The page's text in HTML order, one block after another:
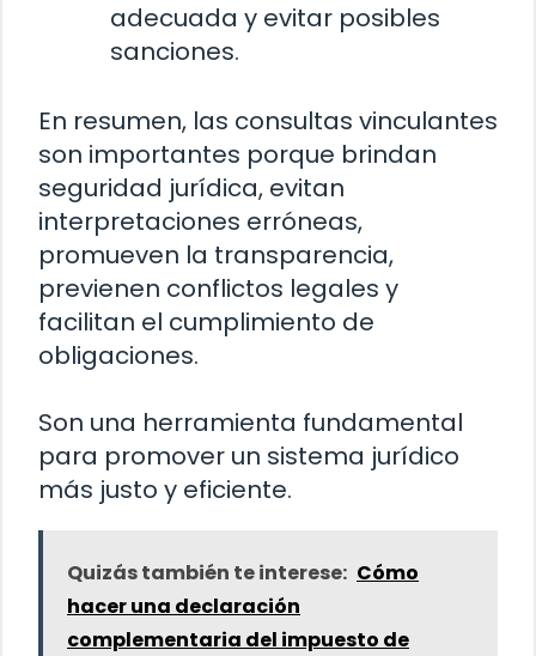
adecuada y evitar posibles
sanciones.
En resumen, las consultas vinculantes
son importantes porque brindan
seguridad jurídica, evitan
interpretaciones erróneas,
promueven la transparencia,
previenen conflictos legales y
facilitan el cumplimiento de
obligaciones.
Son una herramienta fundamental
para promover un sistema jurídico
más justo y eficiente.
Quizás también te interese: Cómo
hacer una declaración
complementaria del impuesto de